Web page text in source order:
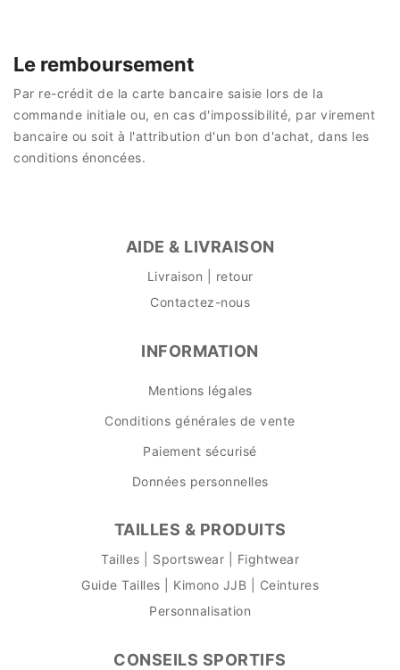
Le remboursement
Par re-crédit de la carte bancaire saisie lors de la
commande initiale ou, en cas d'impossibilité, par virement
bancaire ou soit à l'attribution d'un bon d'achat, dans les
conditions énoncées.
AIDE & LIVRAISON
Livraison | retour
Contactez-nous
INFORMATION
Mentions légales
Conditions générales de vente
Paiement sécurisé
Données personnelles
TAILLES & PRODUITS
Tailles | Sportswear | Fightwear
Guide Tailles | Kimono JJB | Ceintures
Personnalisation
CONSEILS SPORTIFS